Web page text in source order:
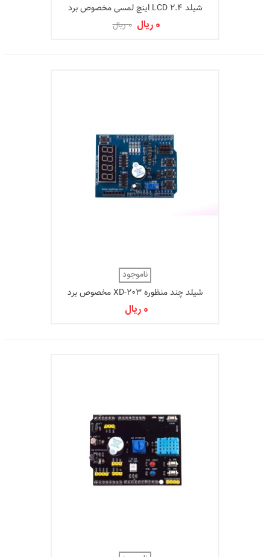
شیلد LCD 2.4 اینچ لمسی مخصوص برد
آردوینو UNO و Mega 2560
0 ریال 0 ریال
ناموجود
شیلد چند منظوره XD-203 مخصوص برد
آردوینو UNO
0 ریال